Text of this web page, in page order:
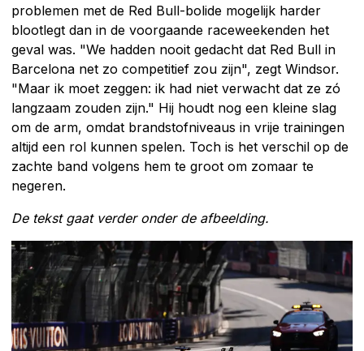
problemen met de Red Bull-bolide mogelijk harder
blootlegt dan in de voorgaande raceweekenden het
geval was. "We hadden nooit gedacht dat Red Bull in
Barcelona net zo competitief zou zijn", zegt Windsor.
"Maar ik moet zeggen: ik had niet verwacht dat ze zó
langzaam zouden zijn." Hij houdt nog een kleine slag
om de arm, omdat brandstofniveaus in vrije trainingen
altijd een rol kunnen spelen. Toch is het verschil op de
zachte band volgens hem te groot om zomaar te
negeren.
De tekst gaat verder onder de afbeelding.